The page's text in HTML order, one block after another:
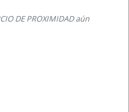
DE PROXIMIDAD aún